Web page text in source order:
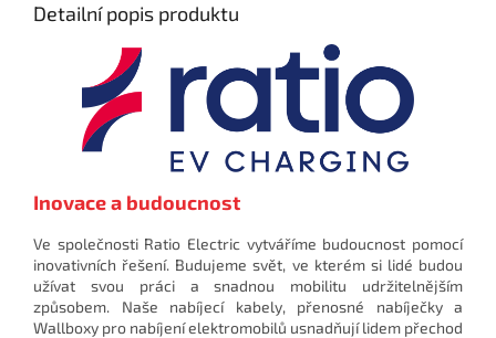
Detailní popis produktu
Inovace a budoucnost
Ve společnosti Ratio Electric vytváříme budoucnost pomocí
inovativních řešení. Budujeme svět, ve kterém si lidé budou
užívat svou práci a snadnou mobilitu udržitelnějším
způsobem. Naše nabíjecí kabely, přenosné nabíječky a
Wallboxy pro nabíjení elektromobilů usnadňují lidem přechod